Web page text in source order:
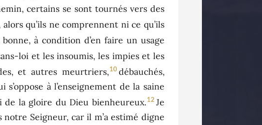
certains se sont tournés vers des
qu’ils ne comprennent ni ce qu’ils
à condition d’en faire un usage
loi et les insoumis, les impies et les
et autres meurtriers,10débauchés,
à l’enseignement de la saine
de la gloire du Dieu bienheureux.12 Je
Seigneur, car il m’a estimé digne